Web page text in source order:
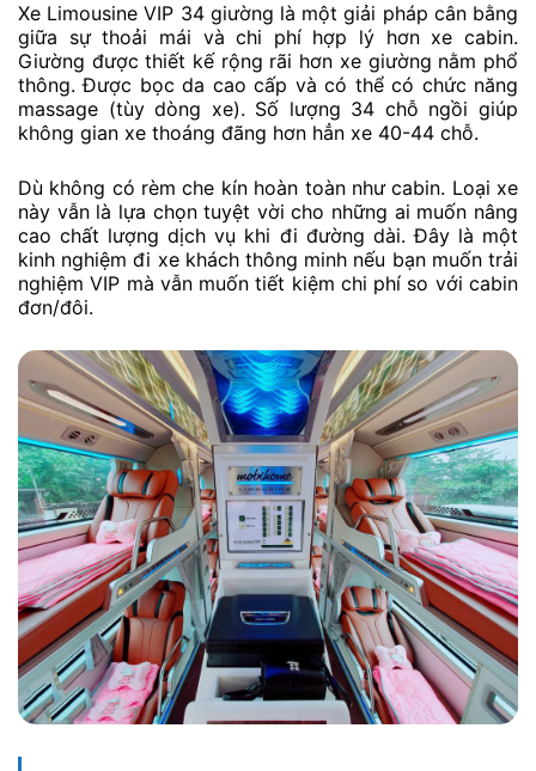
Xe Limousine VIP 34 giường là một giải pháp cân bằng
giữa sự thoải mái và chi phí hợp lý hơn xe cabin.
Giường được thiết kế rộng rãi hơn xe giường nằm phổ
thông. Được bọc da cao cấp và có thể có chức năng
massage (tùy dòng xe). Số lượng 34 chỗ ngồi giúp
không gian xe thoáng đãng hơn hẳn xe 40-44 chỗ.
Dù không có rèm che kín hoàn toàn như cabin. Loại xe
này vẫn là lựa chọn tuyệt vời cho những ai muốn nâng
cao chất lượng dịch vụ khi đi đường dài. Đây là một
kinh nghiệm đi xe khách thông minh nếu bạn muốn trải
nghiệm VIP mà vẫn muốn tiết kiệm chi phí so với cabin
đơn/đôi.